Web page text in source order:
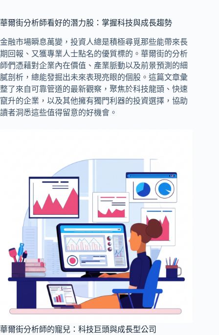
華爾街分析師看好的潛力股：掌握科技與成長趨勢
金融市場瞬息萬變，投資人總是積極尋覓那些能帶來長
期回報、又獲專業人士點名的優質標的。華爾街的分析
師們憑藉對企業內在價值、產業脈動以及前景預測的細
膩剖析，總能發掘出未來表現亮眼的個股。這篇文章彙
整了來自可靠管道的最新觀察，聚焦於科技龍頭、快速
竄升的企業，以及其他擁有獨門利器的投資選擇，協助
讀者洞悉這些值得留意的好機會。
華爾街分析師的寵兒：科技巨頭與成長型公司